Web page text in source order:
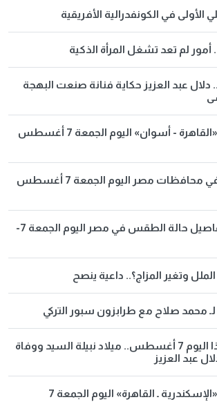
الأولى في الكونفدرالية الأفريقية
لم تعد تشغل المرأة الذكية
دلال عبد العزيز حكاية فنانة صنعت البهجة
مواعيد قطارات «القاهرة - أسوان» اليوم الجمعة 7 أغسطس
مواقيت الصلاة في محافظات مصر اليوم الجمعة 7 أغسطس
شديد الحرارة.. تفاصيل حالة الطقس في مصر اليوم الجمعة 7-
وتغير المزاج؟.. داعية ينصح
لـ محمد صلاح مع طرابزون سبور التركي
حدث في مثل هذا اليوم 7 أغسطس.. ميلاد نبيلة السيد ووفاة
عبد العزيز
مواعيد قطارات «الإسكندرية ـ القاهرة» اليوم الجمعة 7